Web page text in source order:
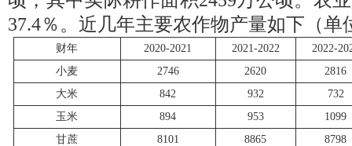
37.4％。近几年主要农作物产量如下（单
财年 2020-2021 2021-2022
2022-
小麦
2746 2620
2816
大米
842 932
732
玉米
894 953
1099
甘蔗
8101 8865
8798